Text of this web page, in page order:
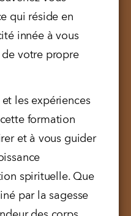
qui réside en
innée à vous
votre propre
les expériences
formation
et à vous guider
spirituelle. Que
par la sagesse